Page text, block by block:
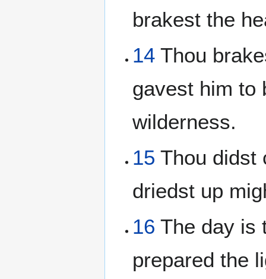
brakest the
14 Thou
gavest him to
wilderness.
15 Thou didst
driedst up
16 The day is
prepared the